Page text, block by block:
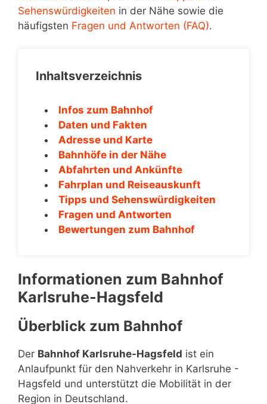
Sehenswürdigkeiten in der Nähe sowie die
häufigsten Fragen und Antworten (FAQ).
Inhaltsverzeichnis
Infos zum Bahnhof
Daten und Fakten
Adresse und Karte
Bahnhöfe in der Nähe
Abfahrten und Ankünfte
Fahrplan und Reiseauskunft
Tipps und Sehenswürdigkeiten
Fragen und Antworten
Bewertungen zum Bahnhof
Informationen zum Bahnhof
Karlsruhe-Hagsfeld
Überblick zum Bahnhof
Der Bahnhof Karlsruhe-Hagsfeld ist ein
Anlaufpunkt für den Nahverkehr in Karlsruhe -
Hagsfeld und unterstützt die Mobilität in der
Region in Deutschland.